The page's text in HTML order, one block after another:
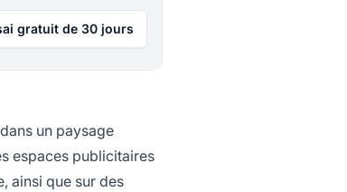
gratuit de 30 jours
un paysage
espaces publicitaires
ainsi que sur des